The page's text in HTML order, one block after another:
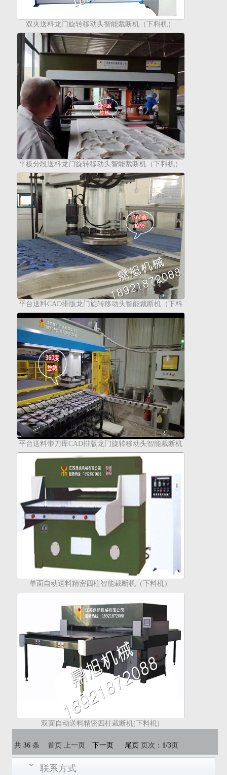
双夹送料龙门旋转移动头智能裁断机（下料机）
平板分段送料龙门旋转移动头智能裁断机（下料机）
平台送料CAD排版龙门旋转移动头智能裁断机（下料
机）
平台送料带刀库CAD排版龙门旋转移动头智能裁断机
(下料机）
单面自动送料精密四柱智能裁断机（下料机）
双面自动送料精密四柱裁断机(下料机)
共 36 条 首页 上一页 下一页 尾页 页次： 1/3页
联系方式